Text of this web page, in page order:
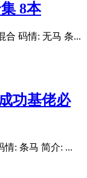
8本
合 码情: 无马 条...
功基佬必
情: 条马 简介: ...